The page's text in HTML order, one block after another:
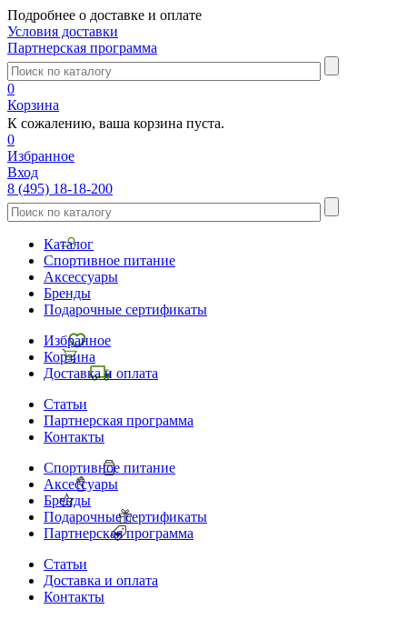
Подробнее о доставке и оплате
Условия доставки
Партнерская программа
0
Корзина
К сожалению, ваша корзина пуста.
0
Избранное
Вход
8 (495) 18-18-200
Каталог
Спортивное питание
Аксессуары
Бренды
Подарочные сертификаты
Избранное
Корзина
Доставка и оплата
Статьи
Партнерская программа
Контакты
Спортивное питание
Аксессуары
Бренды
Подарочные сертификаты
Партнерская программа
Статьи
Доставка и оплата
Контакты